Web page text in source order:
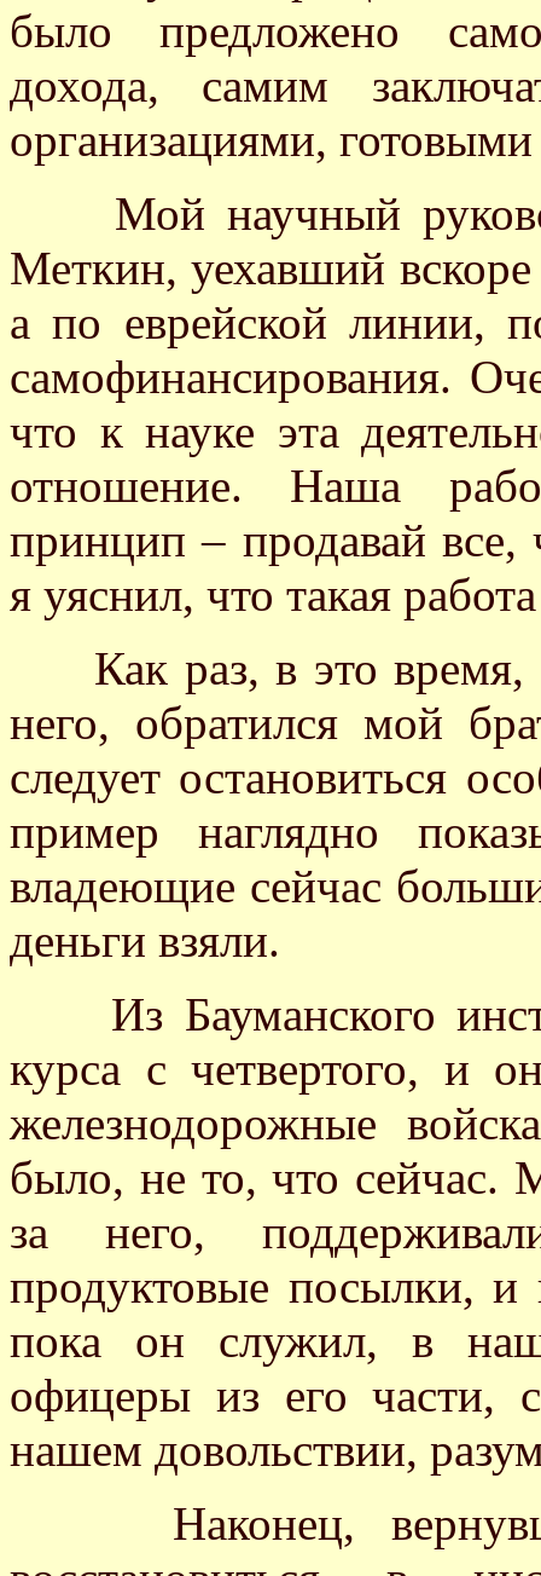
было предложено
дохода, самим
организациями, готовыми
Мой научный
Меткин, уехавший
а по еврейской линии,
самофинансирования.
что к науке эта
отношение. Наша
принцип – продавай все,
я уяснил, что такая
Как раз, в это время,
него, обратился мой
следует остановиться
пример наглядно
владеющие сейчас
деньги взяли.
Из Бауманского
курса с четвертого, и
железнодорожные
было, не то, что сейчас.
за него,
продуктовые посылки, и
пока он служил, в
офицеры из его части,
нашем довольствии,
Наконец,